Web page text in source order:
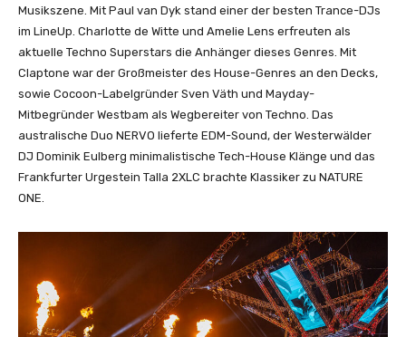
Musikszene. Mit Paul van Dyk stand einer der besten Trance-DJs
im LineUp. Charlotte de Witte und Amelie Lens erfreuten als
aktuelle Techno Superstars die Anhänger dieses Genres. Mit
Claptone war der Großmeister des House-Genres an den Decks,
sowie Cocoon-Labelgründer Sven Väth und Mayday-
Mitbegründer Westbam als Wegbereiter von Techno. Das
australische Duo NERVO lieferte EDM-Sound, der Westerwälder
DJ Dominik Eulberg minimalistische Tech-House Klänge und das
Frankfurter Urgestein Talla 2XLC brachte Klassiker zu NATURE
ONE.